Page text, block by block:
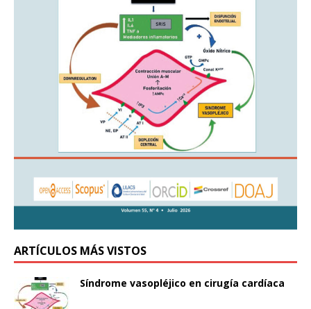
ARTÍCULOS MÁS VISTOS
Síndrome vasopléjico en cirugía cardíaca